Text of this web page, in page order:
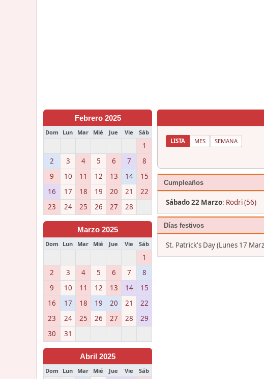
Febrero 2025
Dom Lun Mar Mié Jue Vie Sáb
1
2
3 4 5 6 7
8
9
10 11 12 13 14
15
16
17 18 19 20 21
22
23
24 25 26 27 28
Marzo 2025
Dom Lun Mar Mié Jue Vie Sáb
1
2
3 4 5 6 7
8
9
10 11 12 13 14
15
16
17 18 19 20 21
22
23
24 25 26 27 28
29
30
31
Abril 2025
Dom Lun Mar Mié Jue Vie Sáb
LISTA MES SEMANA
Cumpleaños
Sábado 22 Marzo: Rodri (56)
Días festivos
St. Patrick's Day (Lunes 17